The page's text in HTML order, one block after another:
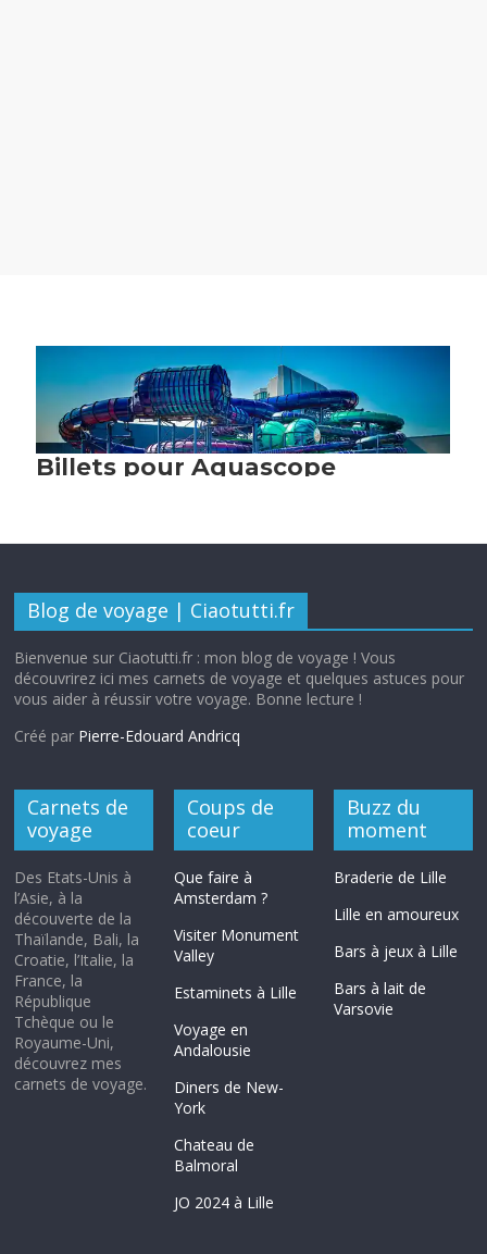
Blog de voyage | Ciaotutti.fr
Bienvenue sur Ciaotutti.fr : mon blog de voyage ! Vous
découvrirez ici mes carnets de voyage et quelques astuces pour
vous aider à réussir votre voyage. Bonne lecture !
Créé par Pierre-Edouard Andricq
Carnets de
voyage
Des Etats-Unis à
l’Asie, à la
découverte de la
Thaïlande, Bali, la
Croatie, l’Italie, la
France, la
République
Tchèque ou le
Royaume-Uni,
découvrez mes
carnets de voyage.
Coups de
coeur
Que faire à
Amsterdam ?
Visiter Monument
Valley
Estaminets à Lille
Voyage en
Andalousie
Diners de New-
York
Chateau de
Balmoral
JO 2024 à Lille
Buzz du
moment
Braderie de Lille
Lille en amoureux
Bars à jeux à Lille
Bars à lait de
Varsovie